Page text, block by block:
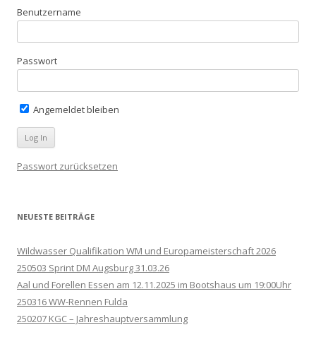
Benutzername
Passwort
Angemeldet bleiben
Passwort zurücksetzen
NEUESTE BEITRÄGE
Wildwasser Qualifikation WM und Europameisterschaft 2026
250503 Sprint DM Augsburg 31.03.26
Aal und Forellen Essen am 12.11.2025 im Bootshaus um 19:00Uhr
250316 WW-Rennen Fulda
250207 KGC – Jahreshauptversammlung